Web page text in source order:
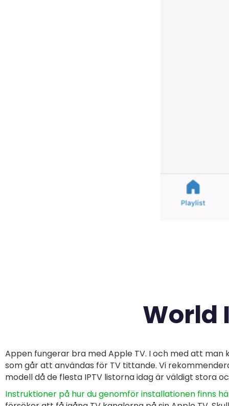
World
Appen fungerar bra medApple TV. I och med att man
som går att användas för TV tittande. Vi
modell då de flesta IPTV listorna idag är väldigt stora
Instruktioner på hur du genomför installationen finns